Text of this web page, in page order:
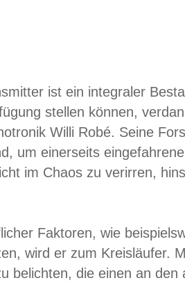
ist ein integraler
stellen können,
Willi Robé. Seine
um einerseits
im Chaos zu verirren,
Faktoren, wie
wird er zum Kreisläufer.
belichten, die einen an